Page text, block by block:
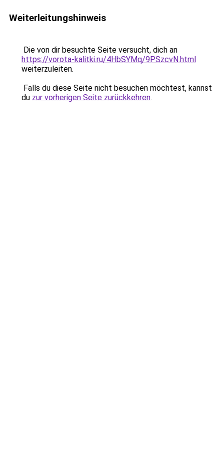
Weiterleitungshinweis
Die von dir besuchte Seite versucht, dich an
https://vorota-kalitki.ru/4HbSYMq/9PSzcvN.html
weiterzuleiten.
Falls du diese Seite nicht besuchen möchtest, kannst
du zur vorherigen Seite zurückkehren.